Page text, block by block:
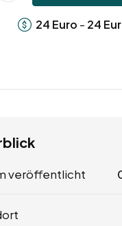
24 Euro - 24
veröffentlicht